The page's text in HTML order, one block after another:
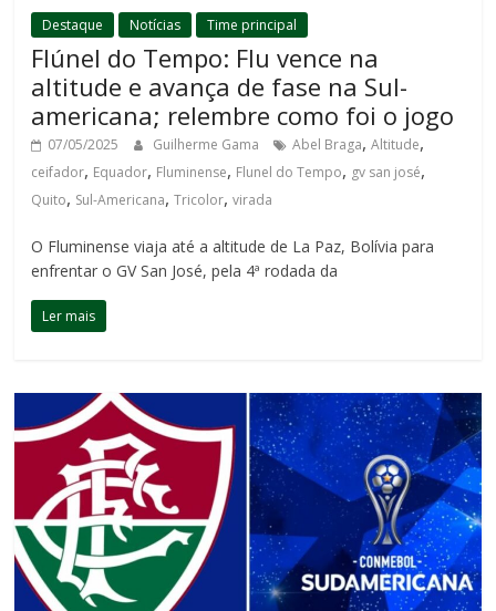
Destaque Notícias Time principal
Flúnel do Tempo: Flu vence na
altitude e avança de fase na Sul-
americana; relembre como foi o jogo
07/05/2025 Guilherme Gama Abel Braga,Altitude,
ceifador, Equador, Fluminense, Flunel do Tempo, gv san josé,
Quito, Sul-Americana,Tricolor,virada
O Fluminense viaja até a altitude de La Paz, Bolívia para
enfrentar o GV San José, pela 4ª rodada da
Ler mais